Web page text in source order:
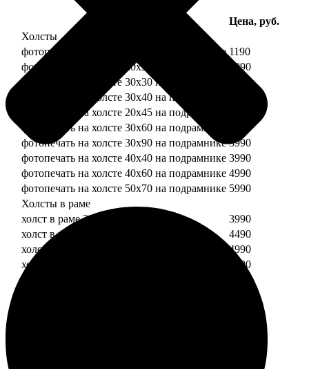
Цена, руб.
Холсты
фотопечать на холсте 20х20 на подрамнике 1190
фотопечать на холсте 20х30 на подрамнике
1990
фотопечать на холсте 30х30 на подрамнике
фотопечать на холсте 30х40 на подрамнике
фотопечать на холсте 20х45 на подрамнике
фотопечать на холсте 30х60 на подрамнике
фотопечать на холсте 30х90 на подрамнике 3990
фотопечать на холсте 40х40 на подрамнике 3990
фотопечать на холсте 40х60 на подрамнике 4990
фотопечать на холсте 50х70 на подрамнике 5990
Холсты в раме
холст в раме 20х20
3990
холст в раме 20х30
4490
холст в раме 30х30
4990
холст в раме 30х40
5490